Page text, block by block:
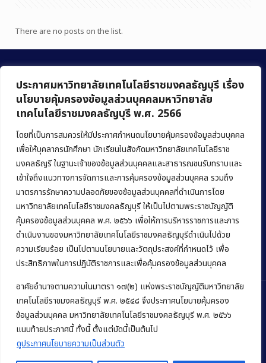
ประกาศมหาวิทยาลัยเทคโนโลยีราชมงคลธัญบุรี เรื่อง
นโยบายคุ้มครองข้อมูลส่วนบุคคลมหาวิทยาลัย
เทคโนโลยีราชมงคลธัญบุรี พ.ศ. 2566
โดยที่เป็นการสมควรให้มีประกาศกำหนดนโยบายคุ้มครองข้อมูลส่วนบุคคล
เพื่อให้บุคลากรนักศึกษา นักเรียนในสังกัดมหาวิทยาลัยเทคโนโลยีราช
มงคลธัญรี ในฐานะเจ้าของข้อมูลส่วนบุคคลและสาธารณชนรับทราบและ
เข้าใจถึงแนวทางการจัดการและการคุ้มครองข้อมูลส่วนบุคคล รวมถึง
มาตรการรักษาความปลอดภัยของข้อมูลส่วนบุคคลที่ดำเนินการโดย
มหาวิทยาลัยเทคโนโลยีราชมงคลธัญบุรี ให้เป็นไปตามพระราชบัญญัติ
คุ้มครองข้อมูลส่วนบุคคล พ.ศ. ๒๕๖๖ เพื่อให้การบริหารราชการและการ
ดำเนินงานของมหาวิทยาลัยเทคโนโลยีราชมงคลธัญบุรีดำเนินไปด้วย
ความเรียบร้อย เป็นไปตามนโยบายและวัตถุประสงค์ที่กำหนดไว้ เพื่อ
ประสิทธิภาพในการปฏิบัติราชการและเพื่อคุ้มครองข้อมูลส่วนบุคคล
อาศัยอำนาจตามความในมาตรา ๑๗(๒) แห่งพระราชบัญญัติมหาวิทยาลัย
เทคโนโลยีราชมงคลธัญบุรี พ.ศ. ๒๕๔๘ จึงประกาศนโยบายคุ้มครอง
ข้อมูลส่วนบุคคล มหาวิทยาลัยเทคโนโลยีราชมงคลธัญบุรี พ.ศ. ๒๕๖๖
แนบท้ายประกาศนี้ ทั้งนี้ ตั้งแต่บัดนี้เป็นต้นไป
ดูประกาศนโยบายความเป็นส่วนตัว
There are no posts on the list.
คณะบริหารธุรกิจ
มหาวิทยาลัยเทคโนโลยีราชมงคลธัญบุรี
39 หมู่ 1 ถนนรังสิต-นครนายก ตำบลคลองหก
อำเภอคลองหลวง จังหวัดปทุมธานี 12120
Phone:+66 (0) 2549 3243,+66 (0) 2549 3241
E-mail:bus@rmutt.ac.th
Copyright © 2022 คณะบริหารธุรกิจ มหาวิทยาลัยเทคโนโลยีราชมงคล
ธัญบุรี